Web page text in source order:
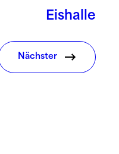
Eishalle
Nächster